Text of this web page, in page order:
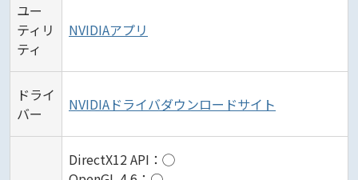
ユー
ティリ
ティ
NVIDIAアプリ
ドライ
バー
NVIDIAドライバダウンロードサイト
DirectX12 API：◯